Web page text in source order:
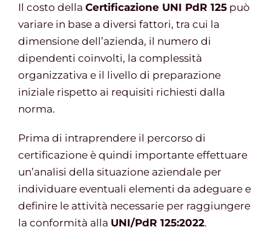
Il costo della Certificazione UNI PdR 125 può
variare in base a diversi fattori, tra cui la
dimensione dell’azienda, il numero di
dipendenti coinvolti, la complessità
organizzativa e il livello di preparazione
iniziale rispetto ai requisiti richiesti dalla
norma.
Prima di intraprendere il percorso di
certificazione è quindi importante effettuare
un’analisi della situazione aziendale per
individuare eventuali elementi da adeguare e
definire le attività necessarie per raggiungere
la conformità alla UNI/PdR 125:2022.